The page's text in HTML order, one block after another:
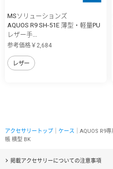
MSソリューションズ
AQUOS R9 SH-51E 薄型・軽量PU
レザー手...
参考価格￥2,684
レザー
アクセサリートップ ケース ｜AQUOS R9
帳 横型 BK
掲載アクセサリーについての注意事項